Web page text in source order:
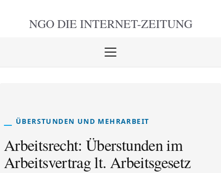
NGO DIE INTERNET-ZEITUNG
Menü
ÜBERSTUNDEN UND MEHRARBEIT
Arbeitsrecht: Überstunden im
Arbeitsvertrag lt. Arbeitsgesetz